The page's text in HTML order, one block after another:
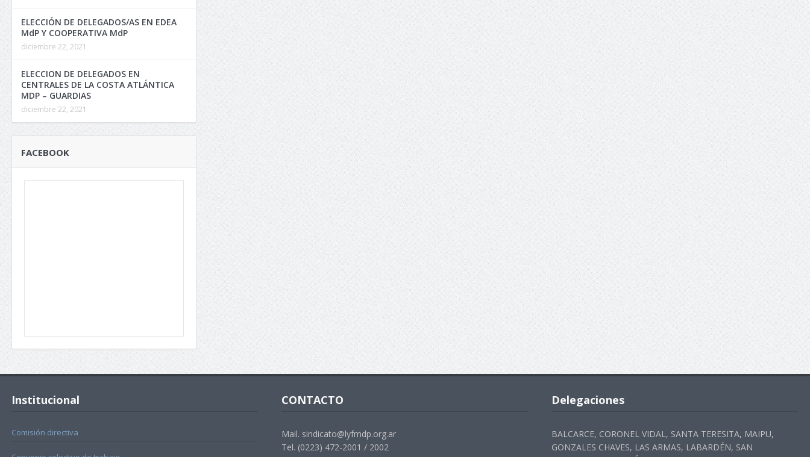
ELECCIÓN DE DELEGADOS/AS EN EDEA
MdP Y COOPERATIVA MdP
diciembre 22, 2021
ELECCION DE DELEGADOS EN
CENTRALES DE LA COSTA ATLÁNTICA
MDP – GUARDIAS
diciembre 22, 2021
FACEBOOK
Institucional
Comisión directiva
CONTACTO
Mail. sindicato@lyfmdp.org.ar
Tel. (0223) 472-2001 / 2002
Delegaciones
BALCARCE, CORONEL VIDAL, SANTA TERESITA, MAIPU,
GONZALES CHAVES, LAS ARMAS, LABARDÉN, SAN